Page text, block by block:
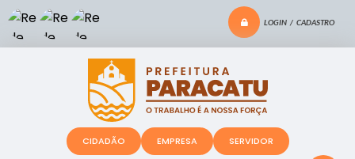
LOGIN / CADASTRO
CIDADÃO EMPRESA SERVIDOR